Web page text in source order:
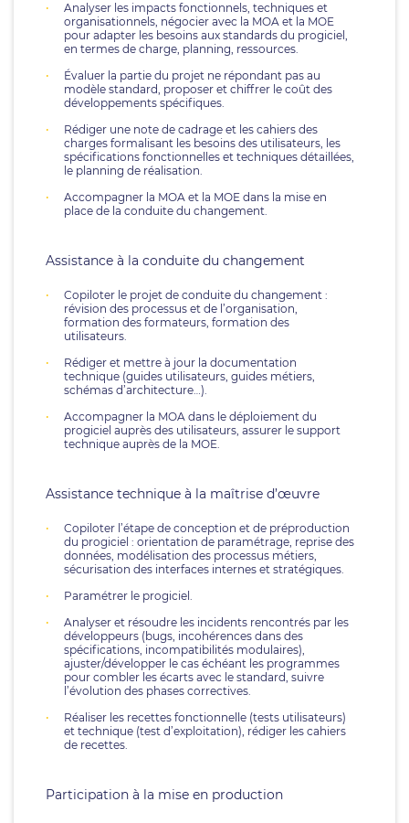
Analyser les impacts fonctionnels, techniques et
organisationnels, négocier avec la MOA et la MOE
pour adapter les besoins aux standards du progiciel,
en termes de charge, planning, ressources.
Évaluer la partie du projet ne répondant pas au
modèle standard, proposer et chiffrer le coût des
développements spécifiques.
Rédiger une note de cadrage et les cahiers des
charges formalisant les besoins des utilisateurs, les
spécifications fonctionnelles et techniques détaillées,
le planning de réalisation.
Accompagner la MOA et la MOE dans la mise en
place de la conduite du changement.
Assistance à la conduite du changement
Copiloter le projet de conduite du changement :
révision des processus et de l’organisation,
formation des formateurs, formation des
utilisateurs.
Rédiger et mettre à jour la documentation
technique (guides utilisateurs, guides métiers,
schémas d’architecture…).
Accompagner la MOA dans le déploiement du
progiciel auprès des utilisateurs, assurer le support
technique auprès de la MOE.
Assistance technique à la maîtrise d’œuvre
Copiloter l’étape de conception et de préproduction
du progiciel : orientation de paramétrage, reprise des
données, modélisation des processus métiers,
sécurisation des interfaces internes et stratégiques.
Paramétrer le progiciel.
Analyser et résoudre les incidents rencontrés par les
développeurs (bugs, incohérences dans des
spécifications, incompatibilités modulaires),
ajuster/développer le cas échéant les programmes
pour combler les écarts avec le standard, suivre
l’évolution des phases correctives.
Réaliser les recettes fonctionnelle (tests utilisateurs)
et technique (test d’exploitation), rédiger les cahiers
de recettes.
Participation à la mise en production